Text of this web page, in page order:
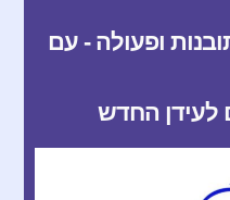
ופעולה - עם